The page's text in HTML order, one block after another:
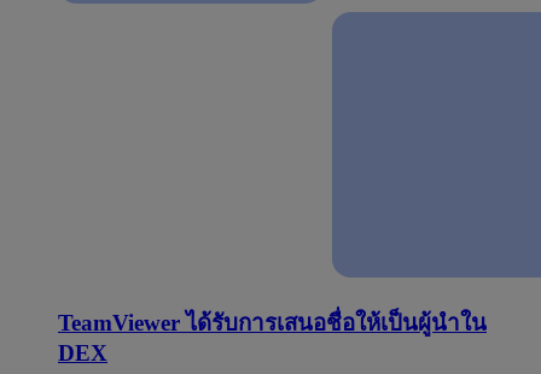
TeamViewer ได้รับการเสนอชื่อให้เป็นผู้นำใน
DEX